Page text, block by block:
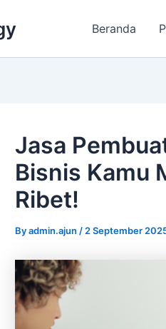
Beranda
Jasa
Bisnis Kamu
Ribet!
Byadmin.ajun / 2 September